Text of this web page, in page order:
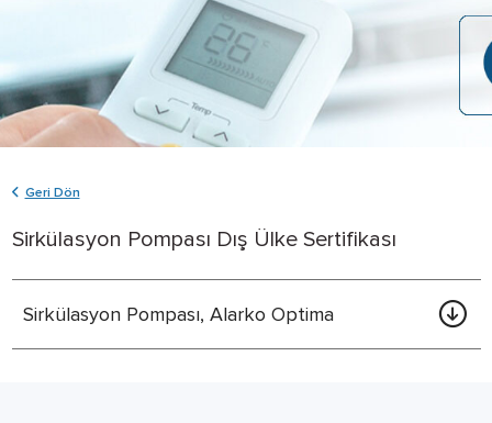
Geri Dön
Sirkülasyon Pompası Dış Ülke Sertifikası
Sirkülasyon Pompası, Alarko Optima